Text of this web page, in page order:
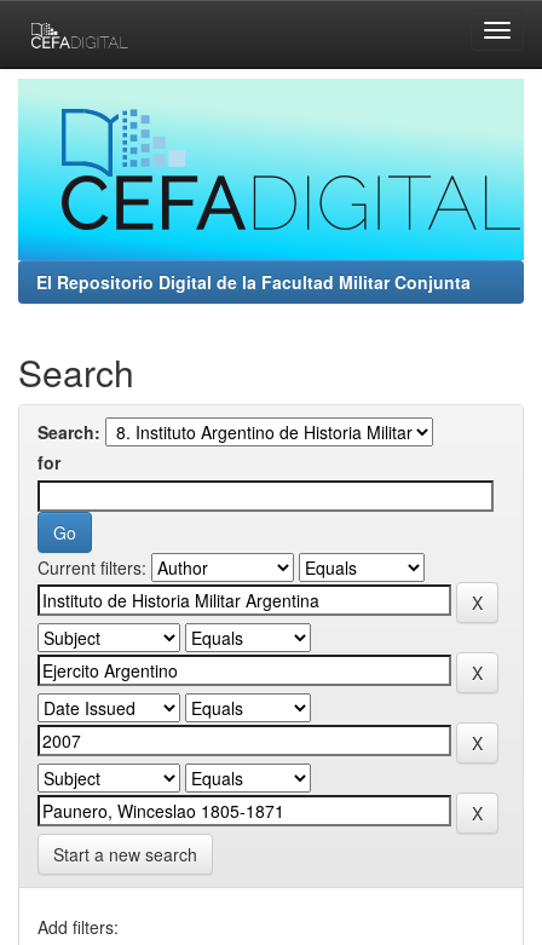
navigation
El Repositorio Digital de la Facultad Militar Conjunta
Search
Search:
for
Current filters:
Start a new search
Add filters: